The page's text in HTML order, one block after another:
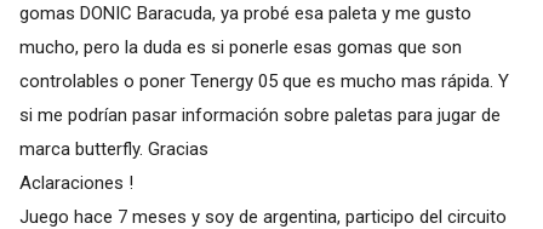
gomas DONIC Baracuda, ya probé esa paleta y me gusto
mucho, pero la duda es si ponerle esas gomas que son
controlables o poner Tenergy 05 que es mucho mas rápida. Y
si me podrían pasar información sobre paletas para jugar de
marca butterfly. Gracias
Aclaraciones !
Juego hace 7 meses y soy de argentina, participo del circuito